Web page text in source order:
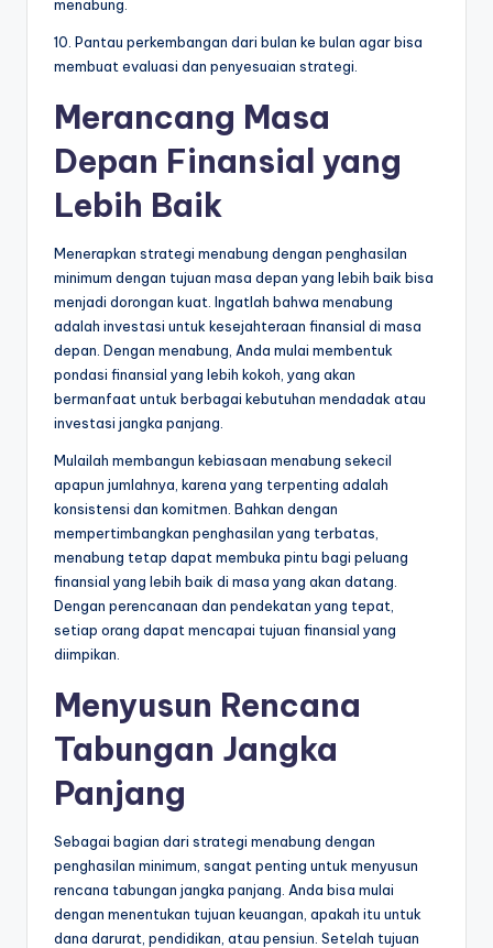
menabung.
10. Pantau perkembangan dari bulan ke bulan agar bisa
membuat evaluasi dan penyesuaian strategi.
Merancang Masa
Depan Finansial yang
Lebih Baik
Menerapkan strategi menabung dengan penghasilan
minimum dengan tujuan masa depan yang lebih baik bisa
menjadi dorongan kuat. Ingatlah bahwa menabung
adalah investasi untuk kesejahteraan finansial di masa
depan. Dengan menabung, Anda mulai membentuk
pondasi finansial yang lebih kokoh, yang akan
bermanfaat untuk berbagai kebutuhan mendadak atau
investasi jangka panjang.
Mulailah membangun kebiasaan menabung sekecil
apapun jumlahnya, karena yang terpenting adalah
konsistensi dan komitmen. Bahkan dengan
mempertimbangkan penghasilan yang terbatas,
menabung tetap dapat membuka pintu bagi peluang
finansial yang lebih baik di masa yang akan datang.
Dengan perencanaan dan pendekatan yang tepat,
setiap orang dapat mencapai tujuan finansial yang
diimpikan.
Menyusun Rencana
Tabungan Jangka
Panjang
Sebagai bagian dari strategi menabung dengan
penghasilan minimum, sangat penting untuk menyusun
rencana tabungan jangka panjang. Anda bisa mulai
dengan menentukan tujuan keuangan, apakah itu untuk
dana darurat, pendidikan, atau pensiun. Setelah tujuan